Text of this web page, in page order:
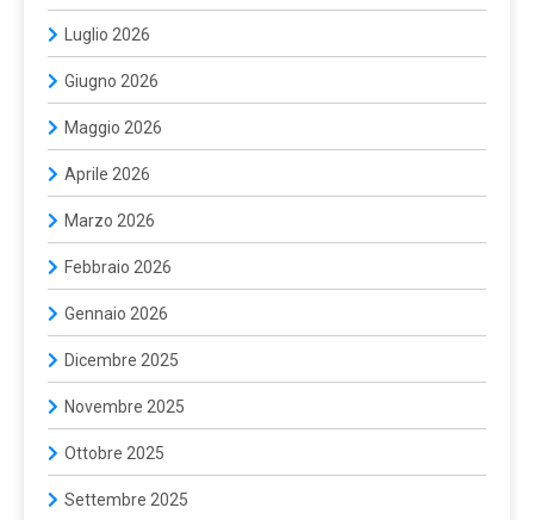
Luglio 2026
Giugno 2026
Maggio 2026
Aprile 2026
Marzo 2026
Febbraio 2026
Gennaio 2026
Dicembre 2025
Novembre 2025
Ottobre 2025
Settembre 2025